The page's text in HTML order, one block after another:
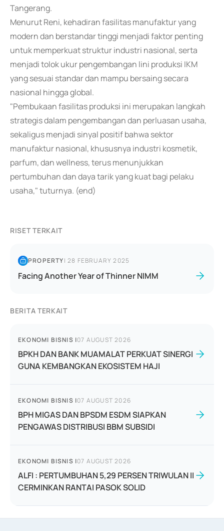
Tangerang.
Menurut Reni, kehadiran fasilitas manufaktur yang
modern dan berstandar tinggi menjadi faktor penting
untuk memperkuat struktur industri nasional, serta
menjadi tolok ukur pengembangan lini produksi IKM
yang sesuai standar dan mampu bersaing secara
nasional hingga global.
"Pembukaan fasilitas produksi ini merupakan langkah
strategis dalam pengembangan dan perluasan usaha,
sekaligus menjadi sinyal positif bahwa sektor
manufaktur nasional, khususnya industri kosmetik,
parfum, dan wellness, terus menunjukkan
pertumbuhan dan daya tarik yang kuat bagi pelaku
usaha," tuturnya. (end)
RISET TERKAIT
PROPERTY|28 FEBRUARY 2025
Facing Another Year of Thinner NIMM
BERITA TERKAIT
EKONOMI BISNIS |07 AUGUST 2026
BPKH DAN BANK MUAMALAT PERKUAT SINERGI
GUNA KEMBANGKAN EKOSISTEM HAJI
EKONOMI BISNIS |07 AUGUST 2026
BPH MIGAS DAN BPSDM ESDM SIAPKAN
PENGAWAS DISTRIBUSI BBM SUBSIDI
EKONOMI BISNIS |07 AUGUST 2026
ALFI : PERTUMBUHAN 5,29 PERSEN TRIWULAN II
CERMINKAN RANTAI PASOK SOLID